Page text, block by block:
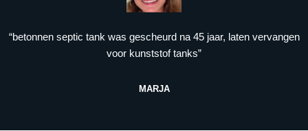
“betonnen septic tank was gescheurd na 45 jaar, laten vervangen
voor kunststof tanks”
MARJA